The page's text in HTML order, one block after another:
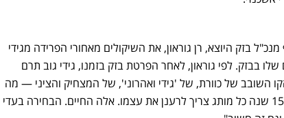
בזק היוצא, רן גוראון, את השיקולים מאחורי הפרידה מגידי
בבזק. לפי גוראון, לאחר הפרטת בזק בזמנו, גידי גוב תרם
השובב של כוורת, של 'גידי ואהרוני', של המצחיק והציני — מה
שלא ציפו אז מבזק. החברה השתנתה, ואחרי 15 שנה כל מותג צריך לרענן את עצמו. אלה החיים. הבחירה בעדי